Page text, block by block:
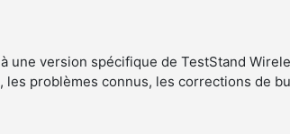
une version spécifique de TestStand
les problèmes connus, les corrections de